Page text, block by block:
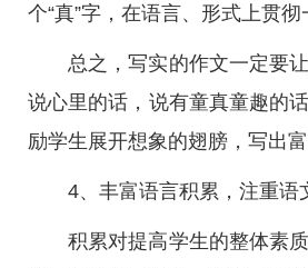
个“真”字，在语言、形式上贯彻
总之，写实的作文一定要
说心里的话，说有童真童趣的
励学生展开想象的翅膀，写出富
4、丰富语言积累，注重语
积累对提高学生的整体素